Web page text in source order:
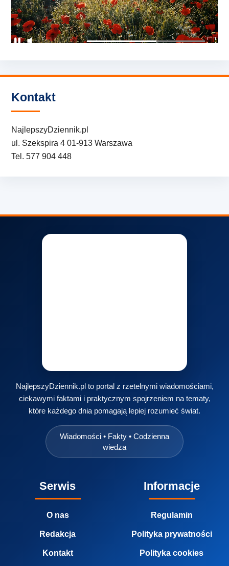
Kontakt
NajlepszyDziennik.pl
ul. Szekspira 4 01-913 Warszawa
Tel. 577 904 448
NajlepszyDziennik.pl to portal z rzetelnymi wiadomościami,
ciekawymi faktami i praktycznym spojrzeniem na tematy,
które każdego dnia pomagają lepiej rozumieć świat.
Wiadomości • Fakty • Codzienna
wiedza
Serwis
O nas
Redakcja
Kontakt
Informacje
Regulamin
Polityka prywatności
Polityka cookies